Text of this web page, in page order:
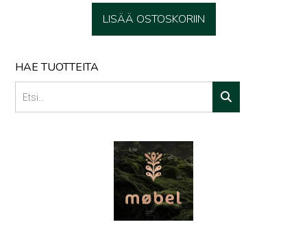
LISÄÄ OSTOSKORIIN
HAE TUOTTEITA